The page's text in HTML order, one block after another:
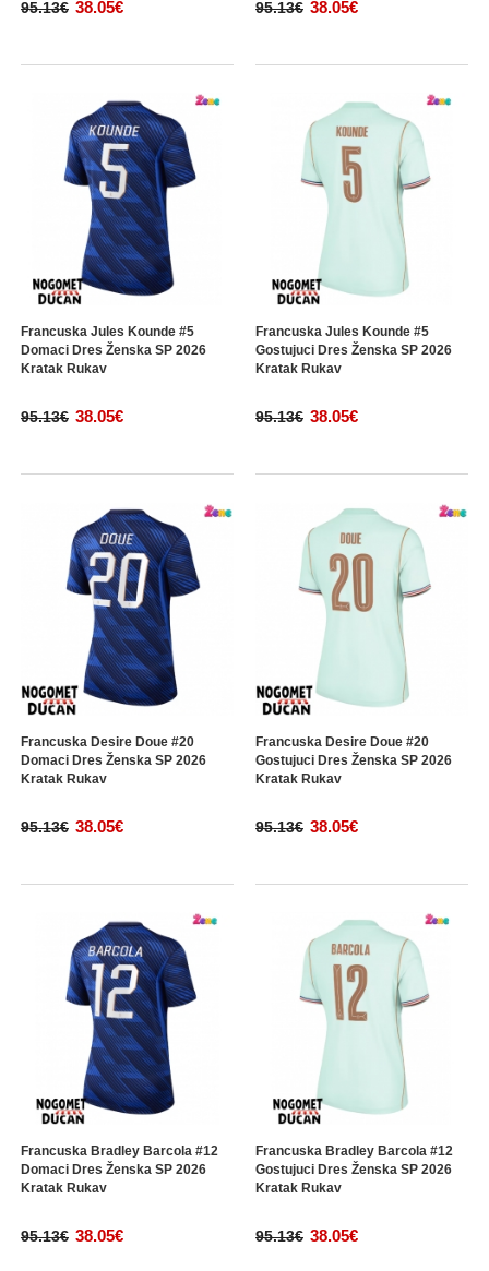
95.13€ 38.05€ 95.13€ 38.05€
Francuska Jules Kounde #5
Domaci Dres Ženska SP 2026
Kratak Rukav
95.13€ 38.05€
Francuska Jules Kounde #5
Gostujuci Dres Ženska SP 2026
Kratak Rukav
95.13€ 38.05€
Francuska Desire Doue #20
Domaci Dres Ženska SP 2026
Kratak Rukav
95.13€ 38.05€
Francuska Desire Doue #20
Gostujuci Dres Ženska SP 2026
Kratak Rukav
95.13€ 38.05€
Francuska Bradley Barcola #12
Domaci Dres Ženska SP 2026
Kratak Rukav
95.13€ 38.05€
Francuska Bradley Barcola #12
Gostujuci Dres Ženska SP 2026
Kratak Rukav
95.13€ 38.05€